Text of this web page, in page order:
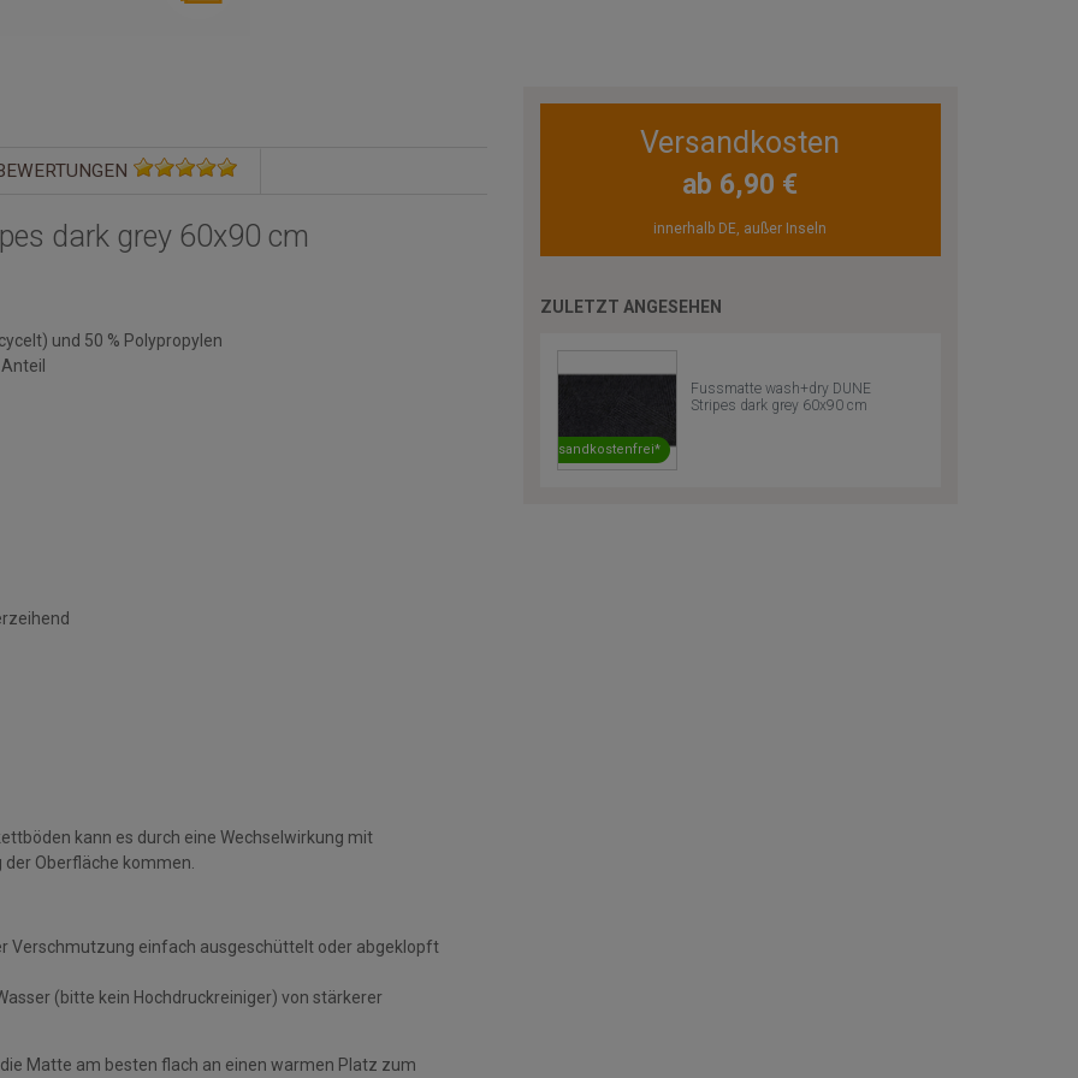
dark grey 60x90 cm
und 50 % Polypropylen
kann es durch eine Wechselwirkung mit
Oberfläche kommen.
Verschmutzung einfach ausgeschüttelt oder abgeklopft
(bitte kein Hochdruckreiniger) von stärkerer
Matte am besten flach an einen warmen Platz zum
Versandkosten
ab 6,90 €
innerhalb DE, außer Inseln
ZULETZT ANGESEHEN
Versandkostenfrei*
Fussmatte wash+dry DUNE
Stripes dark grey 60x90 cm